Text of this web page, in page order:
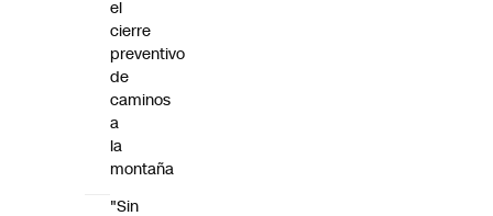
el
cierre
preventivo
de
caminos
a
la
montaña
"Sin